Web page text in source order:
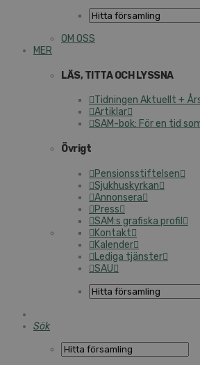
OM OSS
MER
LÄS, TITTA OCH LYSSNA
Tidningen Aktuellt +
Artiklar
SAM-bok: För en tid
Övrigt
Pensionsstiftelsen
Sjukhuskyrkan
Annonsera
Press
SAM:s grafiska profil
Kontakt
Kalender
Lediga tjänster
SAU
Sök